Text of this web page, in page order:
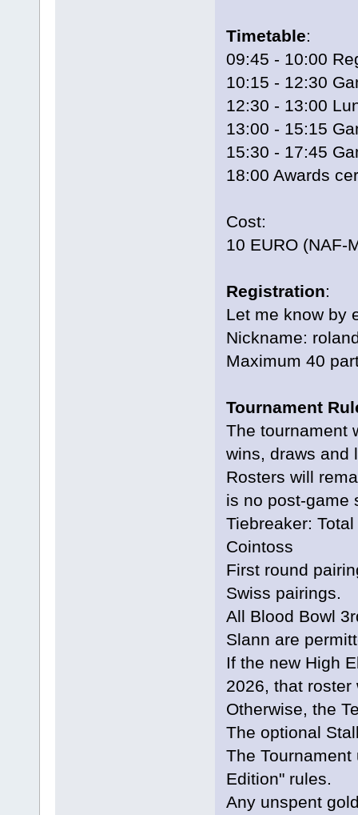
Timetable:
09:45 - 10:00
10:15 - 12:30
12:30 - 13:00
13:00 - 15:15
15:30 - 17:45
18:00 Awards
Cost:
10 EURO (NAF-
Registration:
Let me know by
Nickname:
Maximum 40
Tournament
The tournament
wins, draws and
Rosters will
is no post-game
Tiebreaker:
Cointoss
First round
Swiss pairings.
All Blood Bowl
Slann are
If the new High
2026, that
Otherwise, the
The optional
The
Edition" rules.
Any unspent